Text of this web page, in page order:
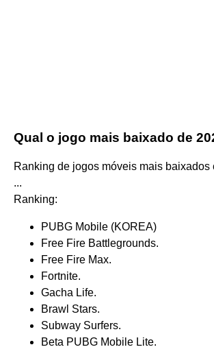
Qual o jogo mais baixado de
Ranking de jogos móveis mais baixados
...
Ranking:
PUBG Mobile (KOREA)
Free Fire Battlegrounds.
Free Fire Max.
Fortnite.
Gacha Life.
Brawl Stars.
Subway Surfers.
Beta PUBG Mobile Lite.